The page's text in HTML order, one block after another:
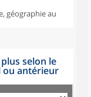
géographie au
selon le
ou antérieur